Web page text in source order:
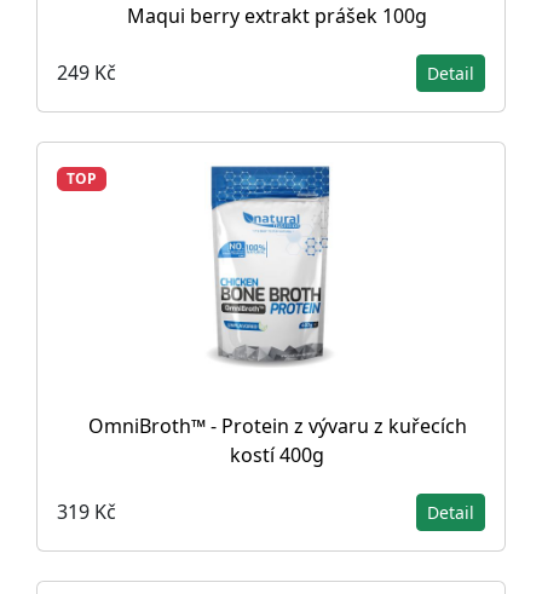
Maqui berry extrakt prášek 100g
249 Kč Detail
TOP
OmniBroth™ - Protein z vývaru z kuřecích
kostí 400g
319 Kč Detail